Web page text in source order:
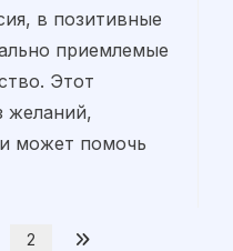
в позитивные
приемлемые
Этот
желаний,
может помочь
2